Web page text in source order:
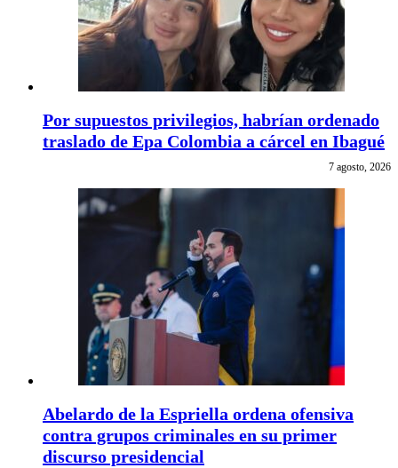
Por supuestos privilegios, habrían ordenado
traslado de Epa Colombia a cárcel en Ibagué
7 agosto, 2026
Abelardo de la Espriella ordena ofensiva
contra grupos criminales en su primer
discurso presidencial